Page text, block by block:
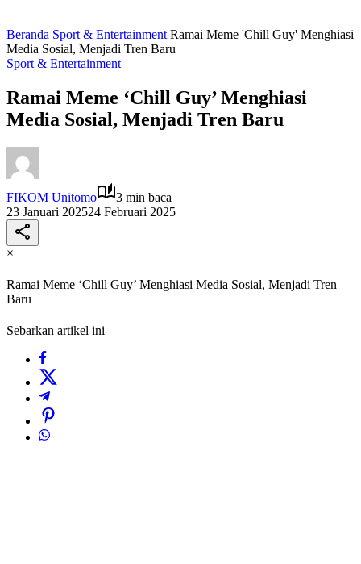
Beranda Sport & Entertainment Ramai Meme 'Chill Guy' Menghiasi
Media Sosial, Menjadi Tren Baru
Sport & Entertainment
Ramai Meme ‘Chill Guy’ Menghiasi
Media Sosial, Menjadi Tren Baru
FIKOM Unitomo
3 min baca
23 Januari 202524 Februari 2025
×
Ramai Meme ‘Chill Guy’ Menghiasi Media Sosial, Menjadi Tren
Baru
Sebarkan artikel ini